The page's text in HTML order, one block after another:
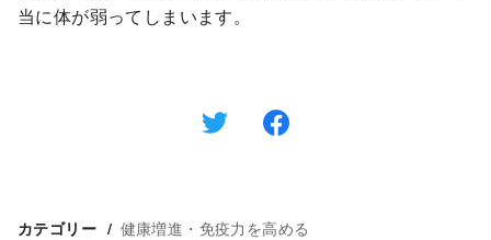
当に体が弱ってしまいます。
カテゴリー 健康増進・免疫力を高める